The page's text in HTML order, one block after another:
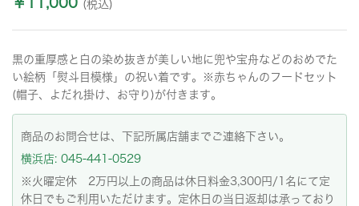
(税込)
黒の重厚感と白の染め抜きが美しい地に兜や宝舟などのおめでた
い絵柄「熨斗目模様」の祝い着です。※赤ちゃんのフードセット
(帽子、よだれ掛け、お守り)が付きます。
商品のお問合せは、下記所属店舗までご連絡下さい。
横浜店: 045-441-0529
※火曜定休 2万円以上の商品は休日料金3,300円/1名にて定
休日でもご利用いただけます。定休日の当日返却は承っており